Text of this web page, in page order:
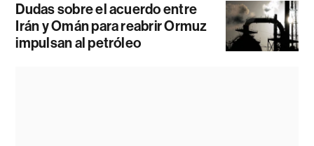
Dudas sobre el acuerdo entre
Irán y Omán para reabrir Ormuz
impulsan al petróleo